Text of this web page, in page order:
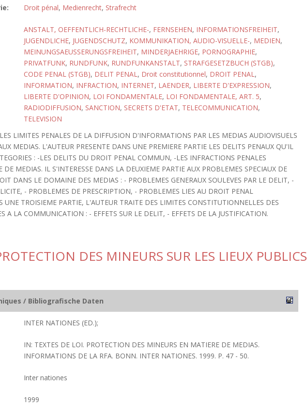
Droit pénal, Medienrecht, Strafrecht
ANSTALT, OEFFENTLICH-RECHTLICHE-, FERNSEHEN, INFORMATIONSFREIHEIT,
JUGENDLICHE, JUGENDSCHUTZ, KOMMUNIKATION, AUDIO-VISUELLE-, MEDIEN,
MEINUNGSAEUSSERUNGSFREIHEIT, MINDERJAEHRIGE, PORNOGRAPHIE,
PRIVATFUNK, RUNDFUNK, RUNDFUNKANSTALT, STRAFGESETZBUCH (STGB),
CODE PENAL (STGB), DELIT PENAL, Droit constitutionnel, DROIT PENAL,
INFORMATION, INFRACTION, INTERNET, LAENDER, LIBERTE D'EXPRESSION,
LIBERTE D'OPINION, LOI FONDAMENTALE, LOI FONDAMENTALE, ART. 5,
RADIODIFFUSION, SANCTION, SECRETS D'ETAT, TELECOMMUNICATION,
TELEVISION
LIMITES PENALES DE LA DIFFUSION D'INFORMATIONS PAR LES MEDIAS AUDIOVISUELS
MEDIAS. L'AUTEUR PRESENTE DANS UNE PREMIERE PARTIE LES DELITS PENAUX QU'IL
: -LES DELITS DU DROIT PENAL COMMUN, -LES INFRACTIONS PENALES
DE MEDIAS. IL S'INTERESSE DANS LA DEUXIEME PARTIE AUX PROBLEMES SPECIAUX DE
DANS LE DOMAINE DES MEDIAS : - PROBLEMES GENERAUX SOULEVES PAR LE DELIT, -
- PROBLEMES DE PRESCRIPTION, - PROBLEMES LIES AU DROIT PENAL
UNE TROISIEME PARTIE, L'AUTEUR TRAITE DES LIMITES CONSTITUTIONNELLES DES
A LA COMMUNICATION : - EFFETS SUR LE DELIT, - EFFETS DE LA JUSTIFICATION.
DES MINEURS SUR LES LIEUX PUBLICS
/ Bibliografische Daten
INTER NATIONES (ED.);
IN: TEXTES DE LOI. PROTECTION DES MINEURS EN MATIERE DE MEDIAS.
INFORMATIONS DE LA RFA. BONN. INTER NATIONES. 1999. P. 47 - 50.
Inter nationes
1999